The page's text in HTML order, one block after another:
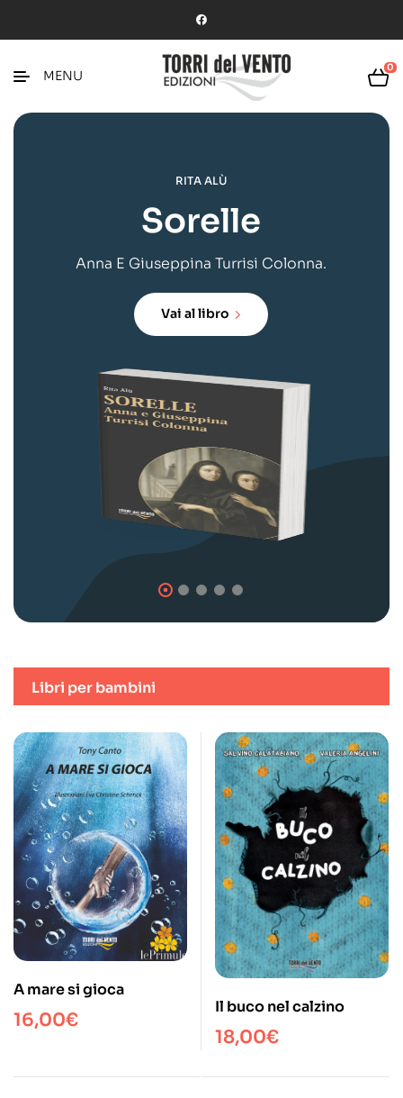
MENU
0
RITA ALÙ
Sorelle
Anna E Giuseppina Turrisi Colonna.
Vai al libro
Libri per bambini
A mare si gioca
16,00€
Il buco nel calzino
18,00€